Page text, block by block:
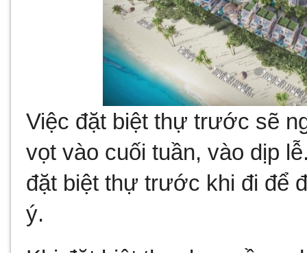
Việc đặt biệt thự trước sẽ
vọt vào cuối tuần, vào dịp
đặt biệt thự trước khi đi để
ý.